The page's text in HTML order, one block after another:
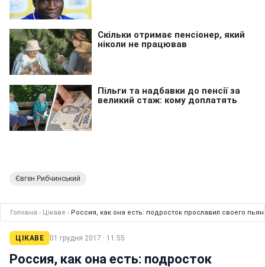
Євген Рибчинський
Головна › Цікаве › Россия, как она есть: подросток прославил своего
ЦІКАВЕ 01 грудня 2017 · 11:55
Россия, как она есть: подросток